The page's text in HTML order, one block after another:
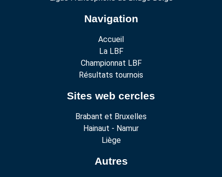
Navigation
Accueil
La LBF
Championnat LBF
Résultats tournois
Sites web cercles
Brabant et Bruxelles
Hainaut - Namur
Liège
Autres